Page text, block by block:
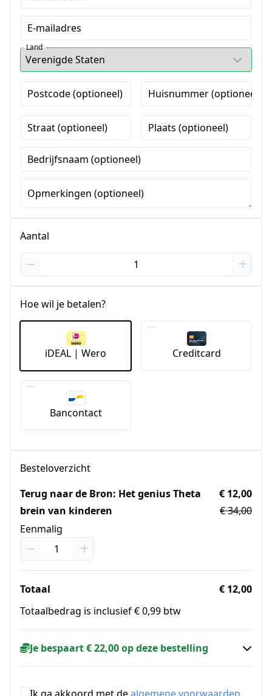
E-mailadres
Land
Postcode (optioneel) Huisnummer (optioneel)
Straat (optioneel) Plaats (optioneel)
Bedrijfsnaam (optioneel)
Opmerkingen (optioneel)
Aantal
Hoe wil je betalen?
iDEAL | Wero Creditcard
Bancontact
Besteloverzicht
Terug naar de Bron: Het genius Theta
brein van kinderen
Eenmalig
€ 12,00
€ 34,00
Totaal
€ 12,00
Totaalbedrag is inclusief € 0,99 btw
Je bespaart € 22,00 op deze bestelling